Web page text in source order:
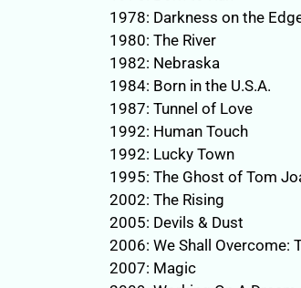
1978: Darkness on the
1980: The River
1982: Nebraska
1984: Born in the U.S.A.
1987: Tunnel of Love
1992: Human Touch
1992: Lucky Town
1995: The Ghost of Tom
2002: The Rising
2005: Devils & Dust
2006: We Shall Overcome:
2007: Magic